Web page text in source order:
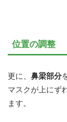
位置の調整
更に、 鼻梁部分
マスクが上にず
ます。